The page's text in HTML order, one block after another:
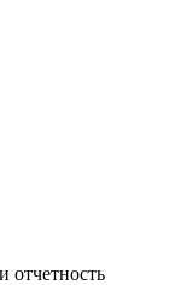
отчетность